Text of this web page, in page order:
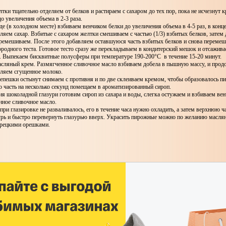
тщательно отделяем от белков и растираем с сахаром до тех пор, пока не исчезнут
увеличения объема в 2-3 раза.
(в холодном месте) взбиваем венчиком белки до увеличения объема в 4-5 раз, в
сахар. Взбитые с сахаром желтки смешиваем с частью (1/3) взбитых белков,
После этого добавляем оставшуюся часть взбитых белков и снова
теста. Готовое тесто сразу же перекладываем в кондитерский мешок и
Выпекаем бисквитные полусферы при температуре 190-200°С в течение 15-20 минут.
крем. Размягченное сливочное масло взбиваем добела в пышную массу, и
сгущенное молоко.
остынут снимаем с противня и по две склеиваем кремом, чтобы образовалось
на несколько секунд помещаем в ароматизированный сироп.
шоколадной глазури готовим сироп из сахара и воды, слегка остужаем и взбиваем
сливочное масло.
глазировке не разваливалось, его в течение часа нужно охладить, а затем верхнюю
и быстро перевернуть глазурью вверх. Украсить пирожные можно по желанию
орешками.